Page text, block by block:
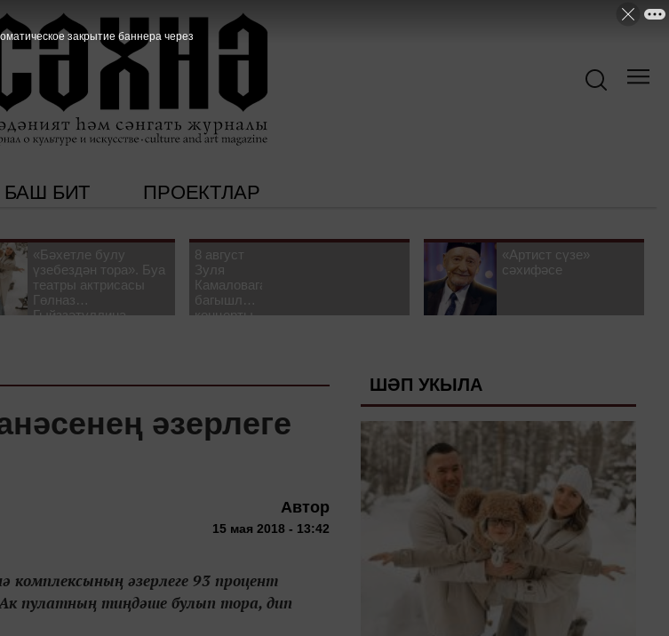
БАШ БИТ ПРОЕКТЛАР
«Бәхетле булу
үзебездән тора». Буа
театры актрисасы
Гөлназ
Гыйззәтуллина-
8 август
Зуля
Камаловага
багышлау
концерты
«Артист сүзе»
сәхифәсе
әзерлеге
Автор
15 мая 2018 - 13:42
комплексының әзерлеге 93 процент
пулатның тиңдәше булып тора, дип
ШӘП УКЫЛА
закрытие баннера через